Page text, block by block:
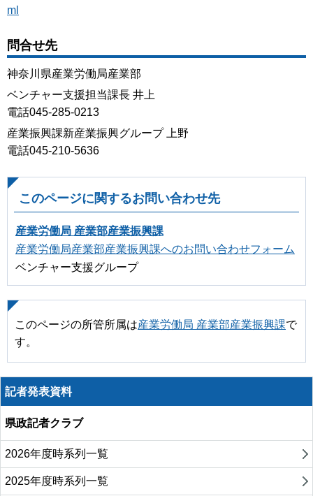
ml
問合せ先
神奈川県産業労働局産業部
ベンチャー支援担当課長 井上
電話045-285-0213
産業振興課新産業振興グループ 上野
電話045-210-5636
このページに関するお問い合わせ先
産業労働局 産業部産業振興課
産業労働局産業部産業振興課へのお問い合わせフォーム
ベンチャー支援グループ
このページの所管所属は産業労働局 産業部産業振興課で
す。
記者発表資料
県政記者クラブ
2026年度時系列一覧
2025年度時系列一覧